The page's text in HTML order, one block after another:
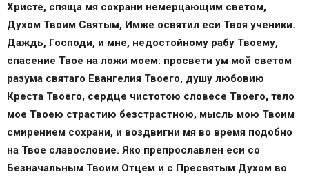
Христе, спяща мя сохрани немерцающим светом,
Духом Твоим Святым, Имже освятил еси Твоя ученики.
Даждь, Господи, и мне, недостойному рабу Твоему,
спасение Твое на ложи моем: просвети ум мой светом
разума святаго Евангелия Твоего, душу любовию
Креста Твоего, сердце чистотою словесе Твоего, тело
мое Твоею страстию безстрастною, мысль мою Твоим
смирением сохрани, и воздвигни мя во время подобно
на Твое славословие. Яко препрославлен еси со
Безначальным Твоим Отцем и с Пресвятым Духом во